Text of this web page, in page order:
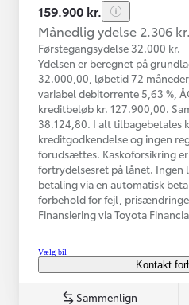
159.900 kr.
Månedlig ydelse 2.306 kr.
Førstegangsydelse 32.000 kr.
Ydelsen er beregnet på
32.000,00, løbetid 72
variabel debitorrente 5,63 %,
kreditbeløb kr. 127.900,00.
38.124,80. I alt tilbagebetales
kreditgodkendelse og ingen
forudsættes. Kaskoforsikring
fortrydelsesret på lånet. Ingen
betaling via en automatisk
forbehold for fejl,
Finansiering via Toyota
Vælg bil
Kontakt
Sammenlign